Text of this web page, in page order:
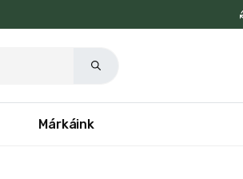
Márkáink